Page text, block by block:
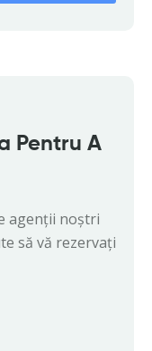
Pentru A
agenții noștri
să vă rezervați